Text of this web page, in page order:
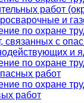
работ
и
по охране
связанных с
и
по охране
работ
по охране
работ